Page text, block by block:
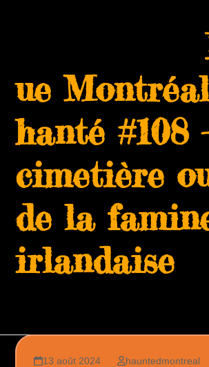
ue
hanté #108
cimetière
de la
irlandaise
13 août 2024
hauntedmontreal